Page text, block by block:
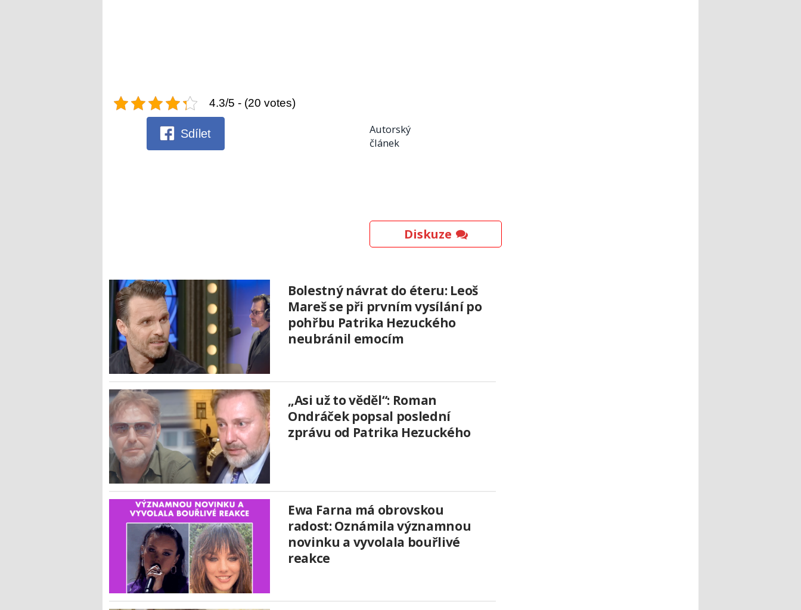
4.3/5 - (20 votes)
Sdílet
Autorský
článek
Diskuze
Bolestný návrat do éteru: Leoš
Mareš se při prvním vysílání po
pohřbu Patrika Hezuckého
neubránil emocím
„Asi už to věděl“: Roman
Ondráček popsal poslední
zprávu od Patrika Hezuckého
Ewa Farna má obrovskou
radost: Oznámila významnou
novinku a vyvolala bouřlivé
reakce